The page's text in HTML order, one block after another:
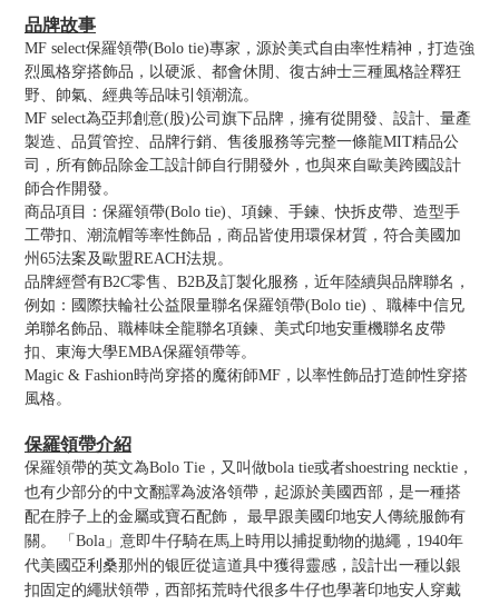
品牌故事
MF select保羅領帶(Bolo tie)專家，源於美式自由率性精神，打造強
烈風格穿搭飾品，以硬派、都會休閒、復古紳士三種風格詮釋狂
野、帥氣、經典等品味引領潮流。
MF select為亞邦創意(股)公司旗下品牌，擁有從開發、設計、量產
製造、品質管控、品牌行銷、售後服務等完整一條龍MIT精品公
司，所有飾品除金工設計師自行開發外，也與來自歐美跨國設計
師合作開發。
商品項目：保羅領帶(Bolo tie)、項鍊、手鍊、快拆皮帶、造型手
工帶扣、潮流帽等率性飾品，商品皆使用環保材質，符合美國加
州65法案及歐盟REACH法規。
品牌經營有B2C零售、B2B及訂製化服務，近年陸續與品牌聯名，
例如：國際扶輪社公益限量聯名保羅領帶(Bolo tie) 、職棒中信兄
弟聯名飾品、職棒味全龍聯名項鍊、美式印地安重機聯名皮帶
扣、東海大學EMBA保羅領帶等。
Magic & Fashion時尚穿搭的魔術師MF，以率性飾品打造帥性穿搭
風格。
保羅領帶介紹
保羅領帶的英文為Bolo Tie，又叫做bola tie或者shoestring necktie，
也有少部分的中文翻譯為波洛領帶，起源於美國西部，是一種搭
配在脖子上的金屬或寶石配飾， 最早跟美國印地安人傳統服飾有
關。 「Bola」意即牛仔騎在馬上時用以捕捉動物的拋繩，1940年
代美國亞利桑那州的银匠從這道具中獲得靈感，設計出一種以銀
扣固定的繩狀領帶，西部拓荒時代很多牛仔也學著印地安人穿戴